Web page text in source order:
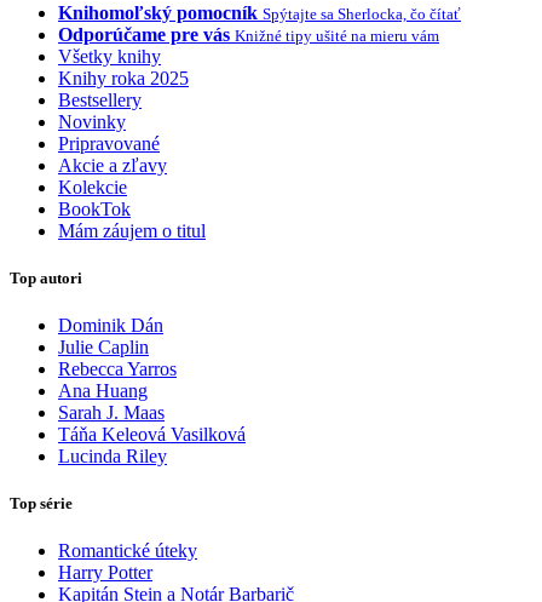
Knihomoľský pomocník Spýtajte sa Sherlocka, čo čítať
Odporúčame pre vás Knižné tipy ušité na mieru vám
Všetky knihy
Knihy roka 2025
Bestsellery
Novinky
Pripravované
Akcie a zľavy
Kolekcie
BookTok
Mám záujem o titul
Top autori
Dominik Dán
Julie Caplin
Rebecca Yarros
Ana Huang
Sarah J. Maas
Táňa Keleová Vasilková
Lucinda Riley
Top série
Romantické úteky
Harry Potter
Kapitán Stein a Notár Barbarič